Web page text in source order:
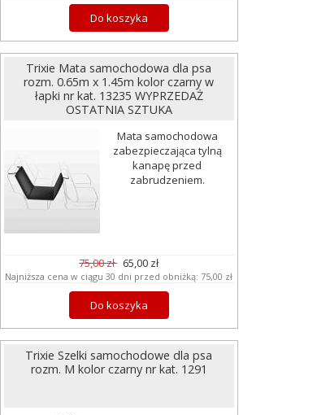
Do koszyka
Trixie Mata samochodowa dla psa
rozm. 0.65m x 1.45m kolor czarny w
łapki nr kat. 13235 WYPRZEDAŻ
OSTATNIA SZTUKA
Mata samochodowa
zabezpieczająca tylną
kanapę przed
zabrudzeniem.
75,00 zł 65,00 zł
Najniższa cena w ciągu 30 dni przed obniżką:75,00 zł
Do koszyka
Trixie Szelki samochodowe dla psa
rozm. M kolor czarny nr kat. 1291